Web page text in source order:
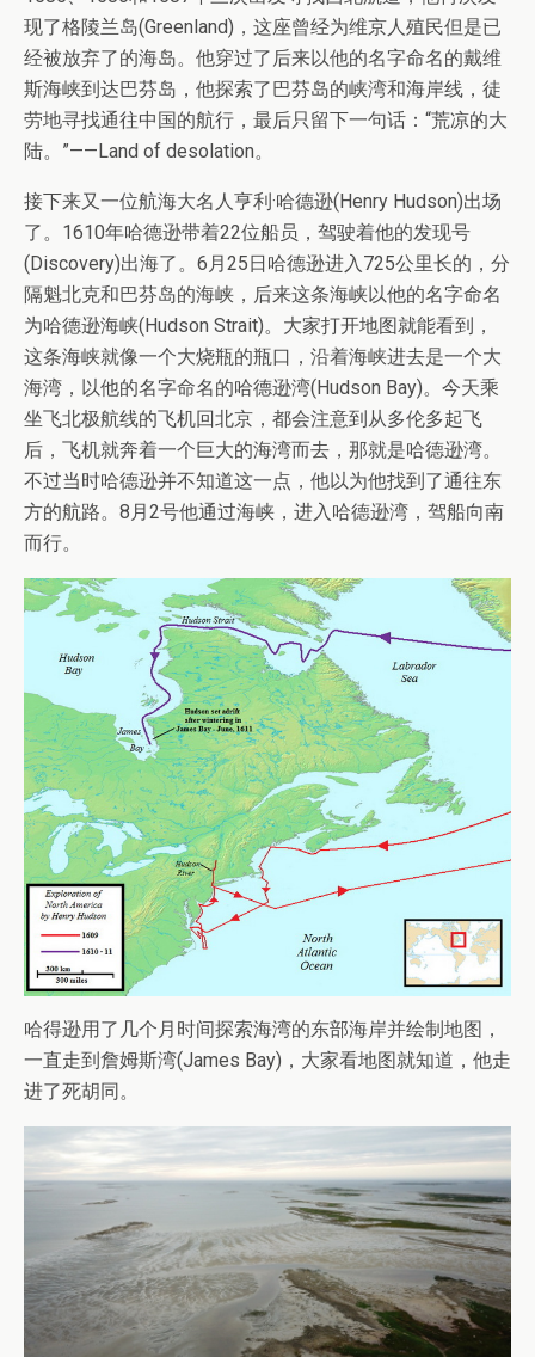
现了格陵兰岛(Greenland)，这座曾经为维京人殖民但是已
经被放弃了的海岛。他穿过了后来以他的名字命名的戴维
斯海峡到达巴芬岛，他探索了巴芬岛的峡湾和海岸线，徒
劳地寻找通往中国的航行，最后只留下一句话：“荒凉的大
陆。”——Land of desolation。
接下来又一位航海大名人亨利·哈德逊(Henry Hudson)出场
了。1610年哈德逊带着22位船员，驾驶着他的发现号
(Discovery)出海了。6月25日哈德逊进入725公里长的，分
隔魁北克和巴芬岛的海峡，后来这条海峡以他的名字命名
为哈德逊海峡(Hudson Strait)。大家打开地图就能看到，
这条海峡就像一个大烧瓶的瓶口，沿着海峡进去是一个大
海湾，以他的名字命名的哈德逊湾(Hudson Bay)。今天乘
坐飞北极航线的飞机回北京，都会注意到从多伦多起飞
后，飞机就奔着一个巨大的海湾而去，那就是哈德逊湾。
不过当时哈德逊并不知道这一点，他以为他找到了通往东
方的航路。8月2号他通过海峡，进入哈德逊湾，驾船向南
而行。
哈得逊用了几个月时间探索海湾的东部海岸并绘制地图，
一直走到詹姆斯湾(James Bay)，大家看地图就知道，他走
进了死胡同。